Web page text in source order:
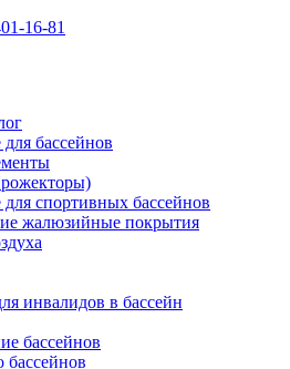
16-81
бассейнов
спортивных бассейнов
жалюзийные покрытия
инвалидов в бассейн
бассейнов
бассейнов